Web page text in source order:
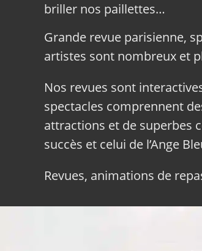
briller nos paillettes…
Grande revue parisienne,
artistes sont nombreux et
Nos revues sont
spectacles comprennent
attractions et de superbes
succès et celui de l’Ange
Revues, animations de